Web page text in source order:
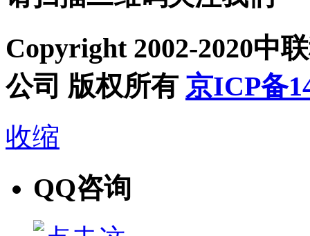
Copyright 2002-2020中
公司 版权所有 京ICP备
收缩
QQ咨询